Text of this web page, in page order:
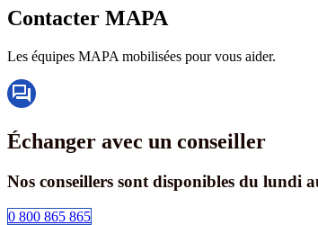
Contacter MAPA
Les équipes MAPA mobilisées pour vous aider.
Échanger avec un conseiller
Nos conseillers sont disponibles du
0 800 865 865